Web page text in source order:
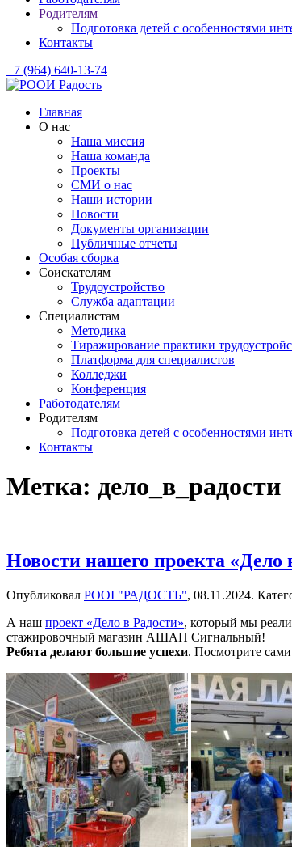
Родителям
Подготовка детей с особенностями
Контакты
+7 (964) 640-13-74
Главная
О нас
Наша миссия
Наша команда
Проекты
СМИ о нас
Наши истории
Новости
Документы организации
Публичные отчеты
Особая сборка
Соискателям
Трудоустройство
Служба адаптации
Специалистам
Методика
Тиражирование практики
Платформа для специалистов
Колледжи
Конференция
Работодателям
Родителям
Подготовка детей с особенностями
Контакты
Метка: дело_в_радости
Новости нашего проекта «Дело
Опубликовал РООІ "РАДОСТЬ", 08.11.2024.
А наш проект «Дело в Радости», который мы
стажировочный магазин АШАН Сигнальный!
Ребята делают большие успехи. Посмотрите сами